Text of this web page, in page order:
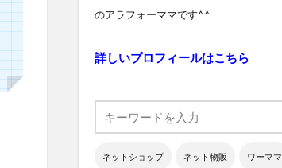
のアラフォーママです^^
詳しいプロフィールはこちら
ネットショップ ネット物販 ワーママ